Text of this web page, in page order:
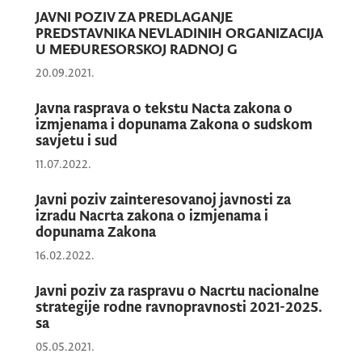
- da je predala poreskom organu prijavu za
prethodnu fiskalnu godinu (fotokopija
bilansa stanja i uspjeha);
- da više od polovine članova organa
upravljanja nevladine organizacije nijesu
članovi organa političkih partija, javni
službenici, odnosno namještenici.
Kriterijumi koje treba da ispunjava
predstavnik nevladine organizacije u
radnom tijelu:
JAVNI POZIV ZA PREDLAGANJE
PREDSTAVNIKA NEVLADINIH ORGANIZACIJA
U MEĐURESORSKOJ RADNOJ G
20.09.2021.
Javna rasprava o tekstu Nacta zakona o
izmjenama i dopunama Zakona o sudskom
savjetu i sud
11.07.2022.
Javni poziv zainteresovanoj javnosti za
izradu Nacrta zakona o izmjenama i
dopunama Zakona
16.02.2022.
Javni poziv za raspravu o Nacrtu nacionalne
strategije rodne ravnopravnosti 2021-2025.
sa
05.05.2021.